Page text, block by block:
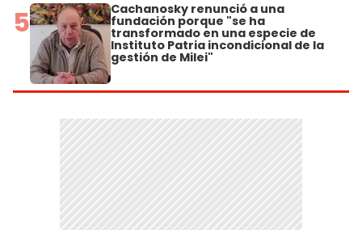
5 Cachanosky renunció a una
fundación porque "se ha
transformado en una especie de
Instituto Patria incondicional de la
gestión de Milei"